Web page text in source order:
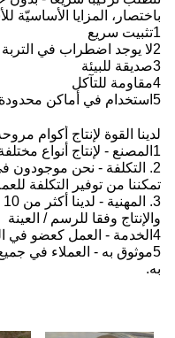
باختصار، المزايا الأساسيّة
1تثبيت سريع
2لا يوجد اضطراب في التربة
3صديقة للبيئة
4مقاومة للتآكل
5استخدام في أماكن محدودة الوصول
لدينا القوة لإنتاج أكوام
1المصنع - لإنتاج أنواع مختلفة
2. التكلفة - نحن
تمكننا من توفير التكلفة
والإنتاج وفقا للرسم / العينة
4الخدمة - العمل كعضو في الفريق
5موثوق به - العملاء في
به.